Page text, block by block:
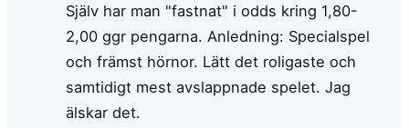
Själv har man "fastnat" i odds kring 1,80-
2,00 ggr pengarna. Anledning: Specialspel
och främst hörnor. Lätt det roligaste och
samtidigt mest avslappnade spelet. Jag
älskar det.